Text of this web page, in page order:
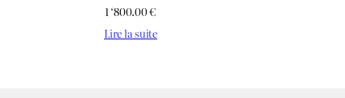
1 ‘800.00€
Lire la suite